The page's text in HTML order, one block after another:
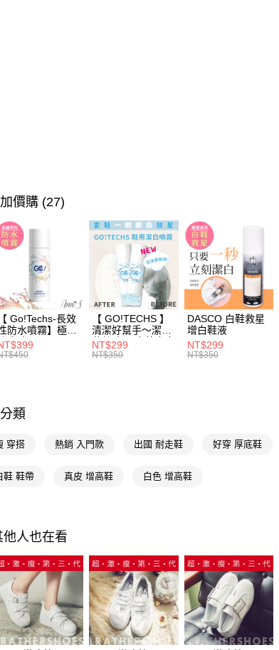
價購 (27)
【 Go!Techs-長效
防水噴霧】極效
水噴霧 280ml
【 GO!TECHS 】
清潔好幫手～潔白
慕絲噴霧 皮革麂皮
布料皆適用
NT$299
NT$350
DASCO 白鞋救星
增白鞋液
NT$299
NT$350
類
穿搭 熱銷 入門款 出國 耐走鞋 好穿 厚底鞋
鞋 鞋帶 真皮 增高鞋 白色 增高鞋
人也在看